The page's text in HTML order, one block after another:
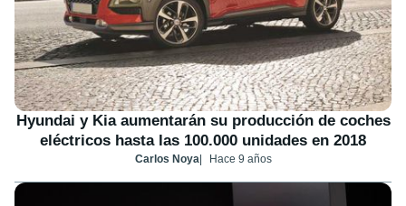
Hyundai y Kia aumentarán su producción de coches
eléctricos hasta las 100.000 unidades en 2018
Carlos Noya Hace 9 años